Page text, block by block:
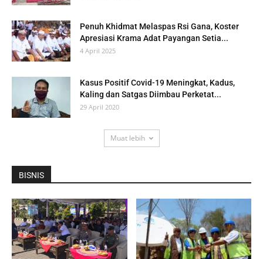
Penuh Khidmat Melaspas Rsi Gana, Koster
Apresiasi Krama Adat Payangan Setia...
4 April 2025
Kasus Positif Covid-19 Meningkat, Kadus,
Kaling dan Satgas Diimbau Perketat...
29 April 2020
Muat lebih
BISNIS